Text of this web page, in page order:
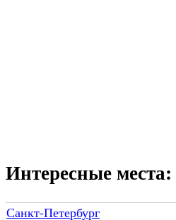
Интересные места:
Санкт-Петербург